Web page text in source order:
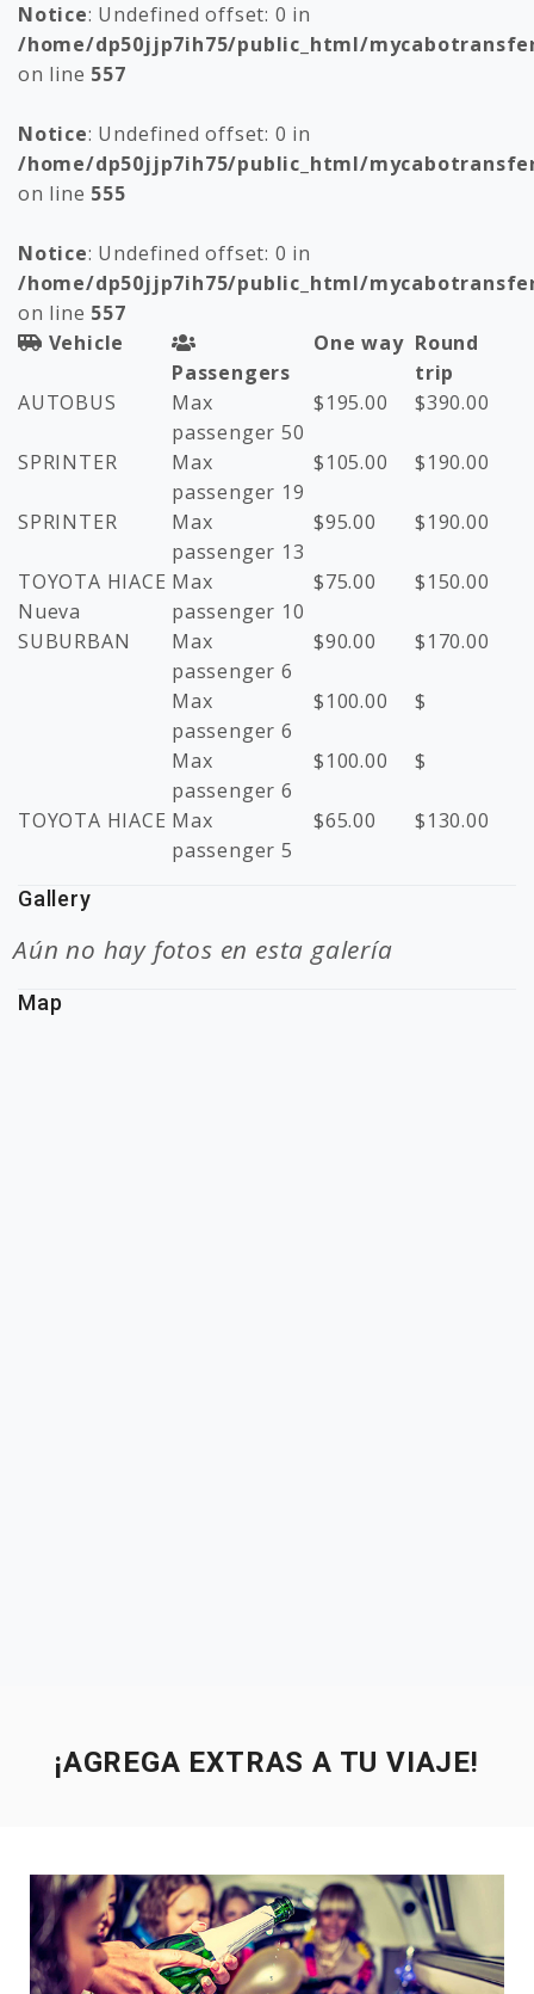
Notice: Undefined offset: 0 in
/home/dp50jjp7ih75/public_html/
on line 557
Notice: Undefined offset: 0 in
/home/dp50jjp7ih75/public_html/
on line 555
Notice: Undefined offset: 0 in
/home/dp50jjp7ih75/public_html/
on line 557
Vehicle
Passengers
One way Round
trip
AUTOBUS
Max
passenger 50
$195.00 $390.00
SPRINTER
Max
passenger 19
$105.00 $190.00
SPRINTER
Max
passenger 13
$95.00 $190.00
TOYOTA HIACE
Nueva
Max
passenger 10
$75.00 $150.00
SUBURBAN
Max
passenger 6
$90.00 $170.00
Max
passenger 6
$100.00 $
Max
passenger 6
$100.00 $
TOYOTA HIACE Max
passenger 5
$65.00 $130.00
Gallery
Aún no hay fotos en esta galería
Map
¡AGREGA EXTRAS A TU VIAJE!